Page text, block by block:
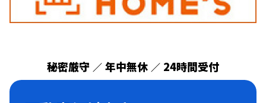
秘密厳守 ／ 年中無休 ／ 24時間受付